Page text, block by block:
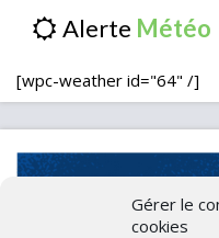
Gérer le
cookies
Alerte
[wpc-weather id="64" /]